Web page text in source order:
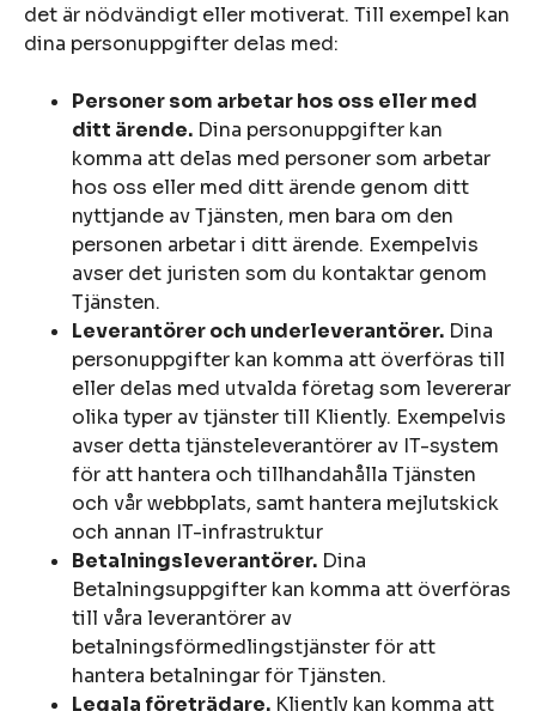
det är nödvändigt eller motiverat. Till exempel kan
dina personuppgifter delas med:
Personer som arbetar hos oss eller med
ditt ärende. Dina personuppgifter kan
komma att delas med personer som arbetar
hos oss eller med ditt ärende genom ditt
nyttjande av Tjänsten, men bara om den
personen arbetar i ditt ärende. Exempelvis
avser det juristen som du kontaktar genom
Tjänsten.
Leverantörer och underleverantörer. Dina
personuppgifter kan komma att överföras till
eller delas med utvalda företag som levererar
olika typer av tjänster till Kliently. Exempelvis
avser detta tjänsteleverantörer av IT-system
för att hantera och tillhandahålla Tjänsten
och vår webbplats, samt hantera mejlutskick
och annan IT-infrastruktur
Betalningsleverantörer. Dina
Betalningsuppgifter kan komma att överföras
till våra leverantörer av
betalningsförmedlingstjänster för att
hantera betalningar för Tjänsten.
Legala företrädare. Kliently kan komma att